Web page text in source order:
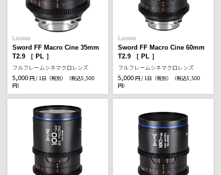
Laowa
Sword FF Macro Cine 35mm
T2.9 ［ PL ］
フルフレームシネマクロレンズ
5,000 円 / 1日（税別）
（税込5,500
円）
Laowa
Sword FF Macro Cine 60mm
T2.9 ［ PL ］
フルフレームシネマクロレンズ
5,000 円 / 1日（税別）
（税込5,500
円）